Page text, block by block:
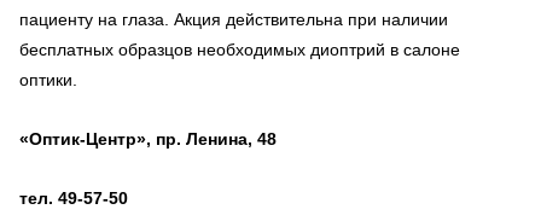
пациенту на глаза. Акция действительна при наличии
бесплатных образцов необходимых диоптрий в салоне
оптики.
«Оптик-Центр», пр. Ленина, 48
тел. 49-57-50